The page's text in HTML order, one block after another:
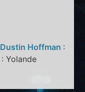
Dustin Hoffman :
: Yolande